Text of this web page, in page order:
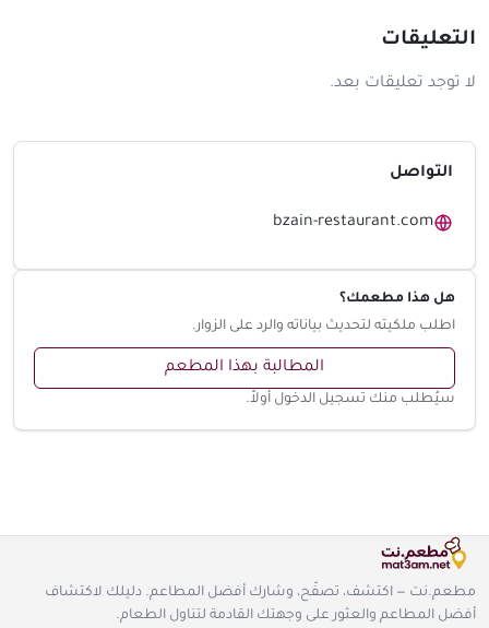
التعليقات
لا توجد تعليقات بعد.
التواصل
bzain-restaurant.com
هل هذا مطعمك؟
اطلب ملكيته لتحديث بياناته والرد على الزوار.
المطالبة بهذا المطعم
سيُطلب منك تسجيل الدخول أولاً.
مطعم.نت — اكتشف، تصفّح، وشارك أفضل المطاعم. دليلك لاكتشاف
أفضل المطاعم والعثور على وجهتك القادمة لتناول الطعام.